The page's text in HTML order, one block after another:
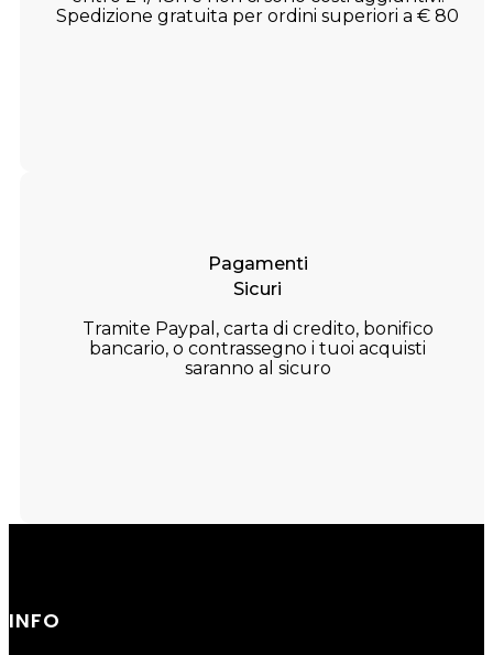
Spedizione gratuita per ordini superiori a € 80
Pagamenti
Sicuri
Tramite Paypal, carta di credito, bonifico
bancario, o contrassegno i tuoi acquisti
saranno al sicuro
INFO